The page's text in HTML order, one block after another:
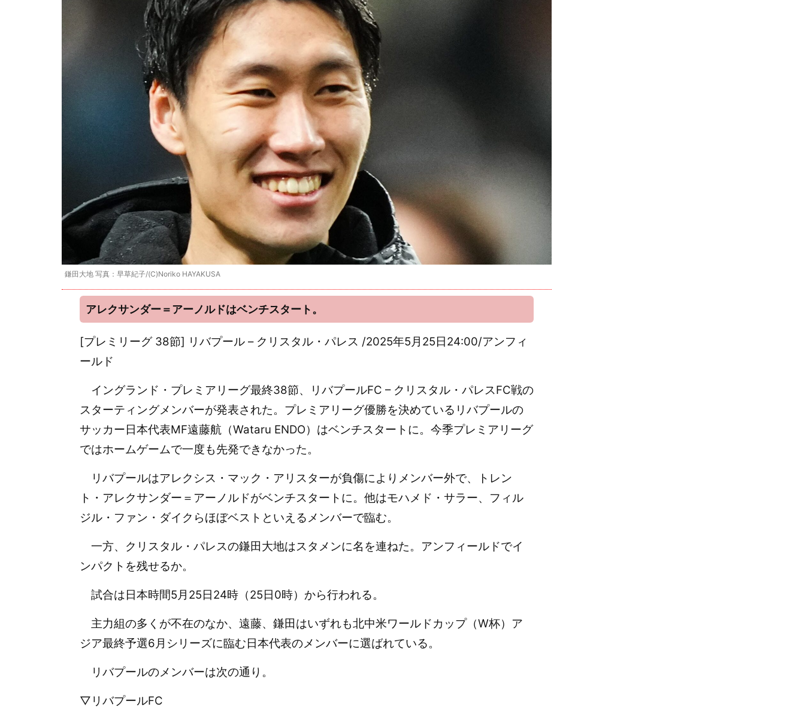
鎌田大地 写真：早草紀子/(C)Noriko HAYAKUSA
アレクサンダー＝アーノルドはベンチスタート。
[プレミリーグ 38節] リバプール – クリスタル・パレス /2025年5月25日24:00/アンフィ
ールド
イングランド・プレミアリーグ最終38節、リバプールFC – クリスタル・パレスFC戦の
スターティングメンバーが発表された。プレミアリーグ優勝を決めているリバプールの
サッカー日本代表MF遠藤航（Wataru ENDO）はベンチスタートに。今季プレミアリーグ
ではホームゲームで一度も先発できなかった。
リバプールはアレクシス・マック・アリスターが負傷によりメンバー外で、トレン
ト・アレクサンダー＝アーノルドがベンチスタートに。他はモハメド・サラー、フィル
ジル・ファン・ダイクらほぼベストといえるメンバーで臨む。
一方、クリスタル・パレスの鎌田大地はスタメンに名を連ねた。アンフィールドでイ
ンパクトを残せるか。
試合は日本時間5月25日24時（25日0時）から行われる。
主力組の多くが不在のなか、遠藤、鎌田はいずれも北中米ワールドカップ（W杯）ア
ジア最終予選6月シリーズに臨む日本代表のメンバーに選ばれている。
リバプールのメンバーは次の通り。
▽リバプールFC